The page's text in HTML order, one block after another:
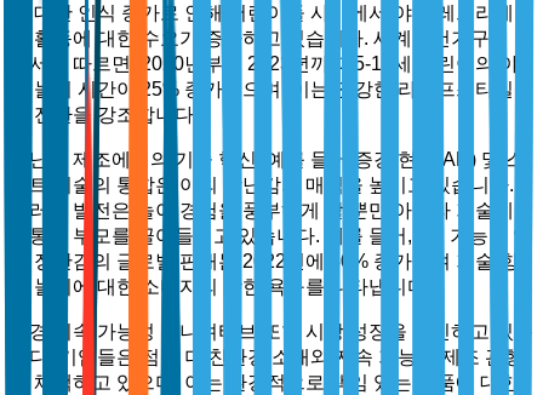
에 대한 인식 증가로 인해 어린이들 사이에서 야외 레크리에이
션 활동에 대한 수요가 증가하고 있습니다. 세계보건기구의 보
고서에 따르면, 2020년부터 2023년까지 5-12세 어린이의 야
외 놀이 시간이 25% 증가했으며, 이는 건강한 라이프스타일로
의 전환을 강조합니다.
장난감 제조에서의 기술 혁신, 예를 들어 증강 현실(AR) 및 스
마트 기술의 통합은 야외 장난감의 매력을 높이고 있습니다.
이러한 발전은 놀이 경험을 풍부하게 할 뿐만 아니라 기술에
정통한 부모를 끌어들이고 있습니다. 예를 들어, AR 기능이 있
는 장난감의 글로벌 판매는 2022년에 40% 증가하여 기술 향
상 놀이에 대한 소비자의 강한 욕구를 나타냅니다.
환경 지속 가능성 이니셔티브 또한 시장 성장을 촉진하고 있습
니다. 기업들은 점점 더 친환경 소재와 지속 가능한 제조 관행
을 채택하고 있으며, 이는 환경적으로 책임 있는 제품에 대한